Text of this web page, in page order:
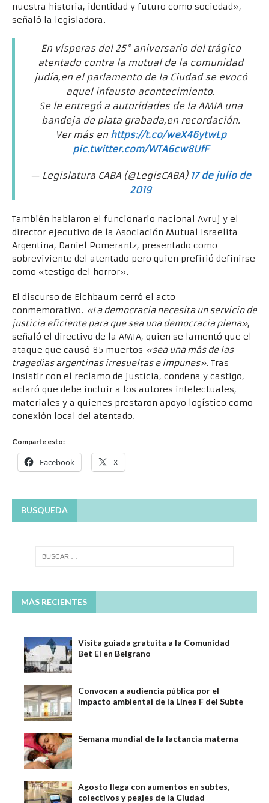
nuestra historia, identidad y futuro como sociedad»,
señaló la legisladora.
En vísperas del 25° aniversario del trágico
atentado contra la mutual de la comunidad
judía,en el parlamento de la Ciudad se evocó
aquel infausto acontecimiento.
Se le entregó a autoridades de la AMIA una
bandeja de plata grabada,en recordación.
Ver más en https://t.co/weX46ytwLp
pic.twitter.com/WTA6cw8UfF
— Legislatura CABA (@LegisCABA) 17 de julio de
2019
También hablaron el funcionario nacional Avruj y el
director ejecutivo de la Asociación Mutual Israelita
Argentina, Daniel Pomerantz, presentado como
sobreviviente del atentado pero quien prefirió definirse
como «testigo del horror».
El discurso de Eichbaum cerró el acto
conmemorativo. «La democracia necesita un servicio de
justicia eficiente para que sea una democracia plena»,
señaló el directivo de la AMIA, quien se lamentó que el
ataque que causó 85 muertos «sea una más de las
tragedias argentinas irresueltas e impunes». Tras
insistir con el reclamo de justicia, condena y castigo,
aclaró que debe incluir a los autores intelectuales,
materiales y a quienes prestaron apoyo logístico como
conexión local del atentado.
Comparte esto:
Facebook X
BUSQUEDA
MÁS RECIENTES
Visita guiada gratuita a la Comunidad
Bet El en Belgrano
Convocan a audiencia pública por el
impacto ambiental de la Línea F del Subte
Semana mundial de la lactancia materna
Agosto llega con aumentos en subtes,
colectivos y peajes de la Ciudad